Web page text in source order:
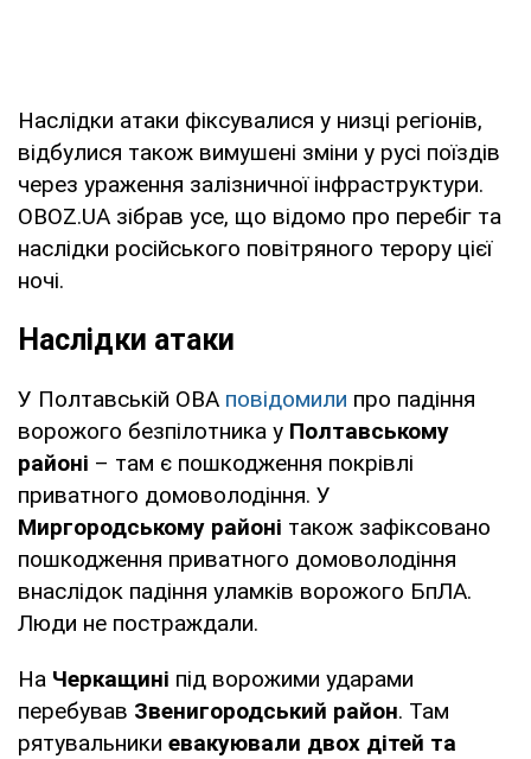
Наслідки атаки фіксувалися у низці регіонів,
відбулися також вимушені зміни у русі поїздів
через ураження залізничної інфраструктури.
OBOZ.UA зібрав усе, що відомо про перебіг та
наслідки російського повітряного терору цієї
ночі.
Наслідки атаки
У Полтавській ОВА повідомили про падіння
ворожого безпілотника у Полтавському
районі – там є пошкодження покрівлі
приватного домоволодіння. У
Миргородському районі також зафіксовано
пошкодження приватного домоволодіння
внаслідок падіння уламків ворожого БпЛА.
Люди не постраждали.
На Черкащині під ворожими ударами
перебував Звенигородський район. Там
рятувальники евакуювали двох дітей та